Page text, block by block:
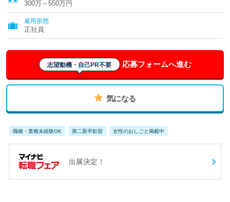
300万～550万円
雇用形態
正社員
志望動機・自己PR不要 応募フォームへ進む
気になる
職種・業種未経験OK 第二新卒歓迎 女性のおしごと掲載中
出展決定！